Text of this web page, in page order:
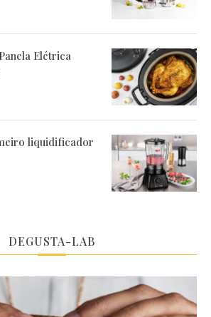
Elétrica
liquidificador
DEGUSTA-LAB